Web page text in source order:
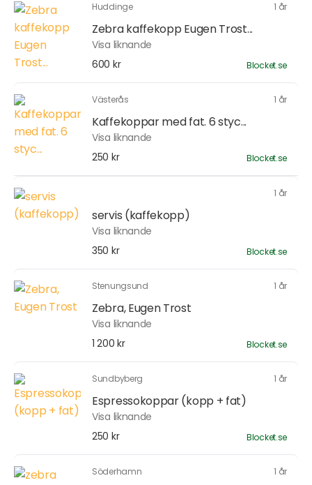
Huddinge 1 år
Zebra kaffekopp Eugen Trost...
Visa liknande
600 kr
Blocket.se
Västerås 1 år
Kaffekoppar med fat. 6 styc...
Visa liknande
250 kr
Blocket.se
1 år
servis (kaffekopp)
Visa liknande
350 kr
Blocket.se
Stenungsund 1 år
Zebra, Eugen Trost
Visa liknande
1 200 kr
Blocket.se
Sundbyberg 1 år
Espressokoppar (kopp + fat)
Visa liknande
250 kr
Blocket.se
Söderhamn 1 år